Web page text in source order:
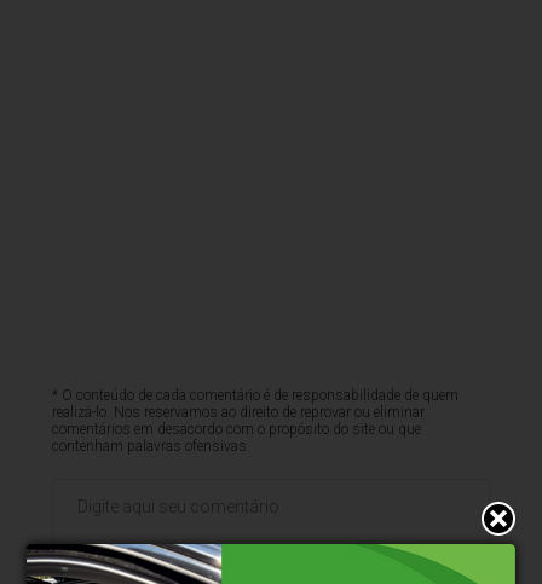
* O conteúdo de cada comentário é de responsabilidade de quem
realizá-lo. Nos reservamos ao direito de reprovar ou eliminar
comentários em desacordo com o propósito do site ou que
contenham palavras ofensivas.